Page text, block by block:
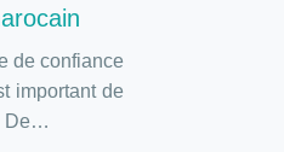
de confiance
important de
De…